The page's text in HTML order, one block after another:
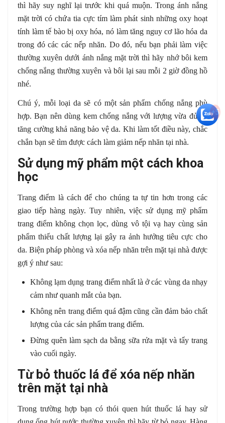
thì hãy suy nghĩ lại trước khi quá muộn. Trong ánh nắng
mặt trời có chứa tia cực tím làm phát sinh những oxy hoạt
tính làm tế bào bị oxy hóa, nó làm tăng nguy cơ lão hóa da
trong đó các các nếp nhăn. Do đó, nếu bạn phải làm việc
thường xuyên dưới ánh nắng mặt trời thì hãy nhớ bôi kem
chống nắng thường xuyên và bôi lại sau mỗi 2 giờ đồng hồ
nhé.
Chú ý, mỗi loại da sẽ có một sản phẩm chống nắng phù
hợp. Bạn nên dùng kem chống nắng với lượng vừa đủ để
tăng cường khả năng bảo vệ da. Khi làm tốt điều này, chắc
chắn bạn sẽ tìm được cách làm giảm nếp nhăn tại nhà.
Sử dụng mỹ phẩm một cách khoa
học
Trang điểm là cách để cho chúng ta tự tin hơn trong các
giao tiếp hàng ngày. Tuy nhiên, việc sử dụng mỹ phẩm
trang điểm không chọn lọc, dùng vô tội vạ hay cùng sản
phẩm thiếu chất lượng lại gây ra ảnh hưởng tiêu cực cho
da. Biện pháp phòng và xóa nếp nhăn trên mặt tại nhà được
gợi ý như sau:
Không lạm dụng trang điểm nhất là ở các vùng da nhạy
cảm như quanh mắt của bạn.
Không nên trang điểm quá đậm cũng cần đảm bảo chất
lượng của các sản phẩm trang điểm.
Đừng quên làm sạch da bằng sữa rửa mặt và tẩy trang
vào cuối ngày.
Từ bỏ thuốc lá để xóa nếp nhăn
trên mặt tại nhà
Trong trường hợp bạn có thói quen hút thuốc lá hay sử
+5